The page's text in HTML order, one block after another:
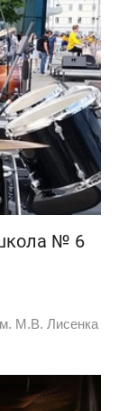
№ 6
М.В. Лисенка